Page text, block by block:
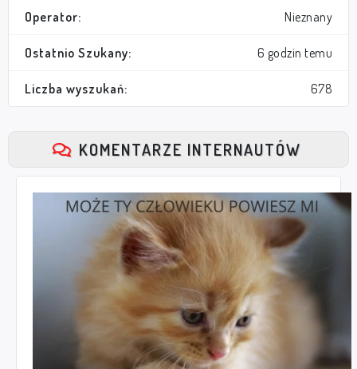
Operator: Nieznany
Ostatnio Szukany: 6 godzin temu
Liczba wyszukań: 678
KOMENTARZE INTERNAUTÓW